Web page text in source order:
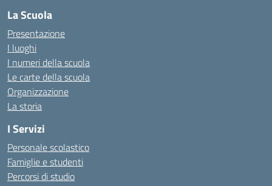
La Scuola
Presentazione
I luoghi
I numeri della scuola
Le carte della scuola
Organizzazione
La storia
I Servizi
Personale scolastico
Famiglie e studenti
Percorsi di studio